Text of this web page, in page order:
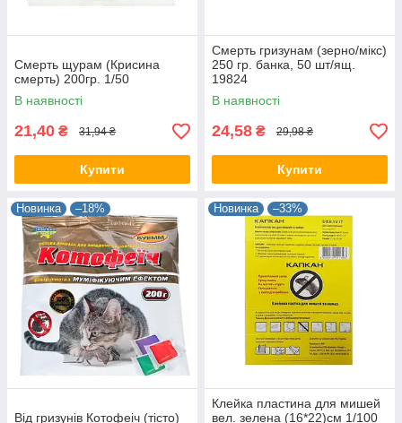
Смерть щурам (Крисина
смерть) 200гр. 1/50
В наявності
21,40 ₴ 31,94 ₴
Купити
Смерть гризунам (зерно/мікс)
250 гр. банка, 50 шт/ящ.
19824
В наявності
24,58 ₴ 29,98 ₴
Купити
Новинка –18%
Від гризунів Котофеіч (тісто)
Новинка –33%
Клейка пластина для мишей
вел. зелена (16*22)см 1/100